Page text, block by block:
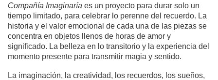
Compañía Imaginaría es un proyecto para durar solo un
tiempo limitado, para celebrar lo perenne del recuerdo. La
historia y el valor emocional de cada una de las piezas se
concentra en objetos llenos de horas de amor y
significado. La belleza en lo transitorio y la experiencia del
momento presente para transmitir magia y sentido.
La imaginación, la creatividad, los recuerdos, los sueños,